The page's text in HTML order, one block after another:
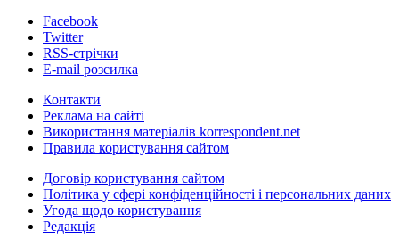
Facebook
Twitter
RSS-стрічки
E-mail розсилка
Контакти
Реклама на сайті
Використання матеріалів korrespondent.net
Правила користування сайтом
Договір користування сайтом
Політика у сфері конфіденційності і персональних даних
Угода щодо користування
Редакція